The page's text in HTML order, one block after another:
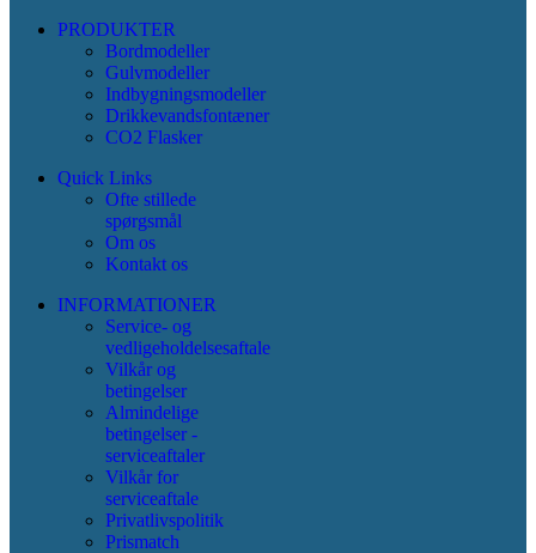
PRODUKTER
Bordmodeller
Gulvmodeller
Indbygningsmodeller
Drikkevandsfontæner
CO2 Flasker
Quick Links
Ofte stillede
spørgsmål
Om os
Kontakt os
INFORMATIONER
Service- og
vedligeholdelsesaftale
Vilkår og
betingelser
Almindelige
betingelser -
serviceaftaler
Vilkår for
serviceaftale
Privatlivspolitik
Prismatch